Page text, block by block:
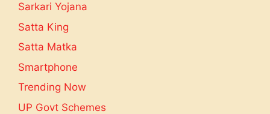
Sarkari Yojana
Satta King
Satta Matka
Smartphone
Trending Now
UP Govt Schemes